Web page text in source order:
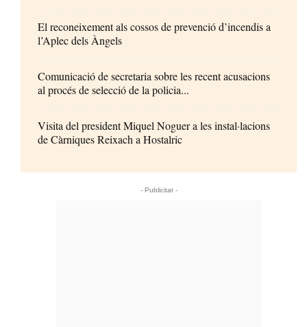
El reconeixement als cossos de prevenció d’incendis a
l’Aplec dels Àngels
Comunicació de secretaria sobre les recent acusacions
al procés de selecció de la policia...
Visita del president Miquel Noguer a les instal·lacions
de Càrniques Reixach a Hostalric
- Publicitat -